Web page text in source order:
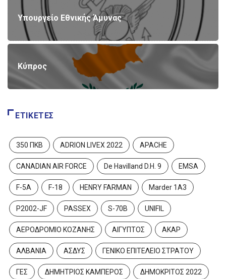
Υπουργείο Εθνικής Άμυνας
Κύπρος
ΕΤΙΚΈΤΕΣ
350 ΠΚΒ ADRION LIVEX 2022 APACHE
CANADIAN AIR FORCE De Havilland D.H. 9 EMSA
F-5A F-18 HENRY FARMAN Marder 1A3
P2002-JF PASSEX S-70B UNIFIL
ΑΕΡΟΔΡΟΜΙΟ ΚΟΖΑΝΗΣ ΑΙΓΥΠΤΟΣ ΑΚΑΡ
ΑΛΒΑΝΙΑ ΑΣΔΥΣ ΓΕΝΙΚΟ ΕΠΙΤΕΛΕΙΟ ΣΤΡΑΤΟΥ
ΓΕΣ ΔΗΜΗΤΡΙΟΣ ΚΑΜΠΕΡΟΣ ΔΗΜΟΚΡΙΤΟΣ 2022